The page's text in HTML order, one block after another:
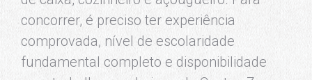
concorrer, é preciso ter experiência
comprovada, nível de escolaridade
fundamental completo e disponibilidade